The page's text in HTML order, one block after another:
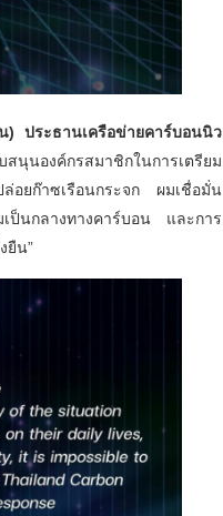
) ประธานเครือข่ายคาร์บอนนิว
นุนองค์กรสมาชิกในการเตรียม
ล่อยก๊าซเรือนกระจก ผมเชื่อมั่น
เป็นกลางทางคาร์บอน และการ
ยืน”